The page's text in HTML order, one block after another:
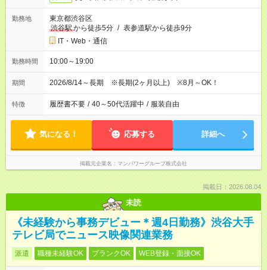
勤務地
東京都渋谷区
渋谷駅から徒歩5分 / 表参道駅から徒歩9分
IT・Web・通信
勤務時間 10:00～19:00
期間 2026/8/14～長期 ※長期(2ヶ月以上) ※8月～OK！
特徴 履歴書不要 / 40～50代活躍中 / 服装自由
気になる！ 応募する 詳細へ
掲載元企業名 マンパワーグループ株式会社
掲載日：2026.08.04
未読
《未経験から事務デビュー＊週4日勤務》渋谷大手
テレビ局でニュース映像関連業務
派遣 職種未経験OK ブランクOK WEB登録・面接OK